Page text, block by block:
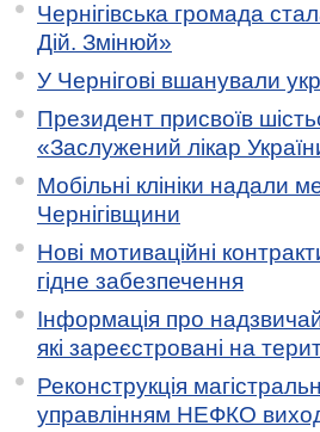
Чернігівська громада
Дій. Змінюй»
У Чернігові вшанували
Президент присвоїв
«Заслужений лікар
Мобільні клініки надали
Чернігівщини
Нові мотиваційні
гідне забезпечення
Інформація про
які зареєстровані на
Реконструкція
управлінням НЕФКО